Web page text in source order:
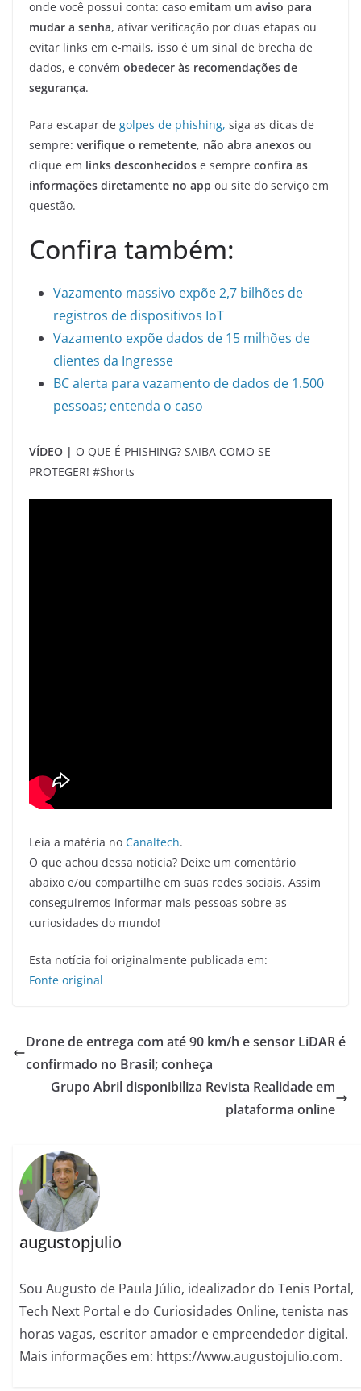
onde você possui conta: caso emitam um aviso para
mudar a senha, ativar verificação por duas etapas ou
evitar links em e-mails, isso é um sinal de brecha de
dados, e convém obedecer às recomendações de
segurança.
Para escapar de golpes de phishing, siga as dicas de
sempre: verifique o remetente, não abra anexos ou
clique em links desconhecidos e sempre confira as
informações diretamente no app ou site do serviço em
questão.
Confira também:
Vazamento massivo expõe 2,7 bilhões de
registros de dispositivos IoT
Vazamento expõe dados de 15 milhões de
clientes da Ingresse
BC alerta para vazamento de dados de 1.500
pessoas; entenda o caso
VÍDEO | O QUE É PHISHING? SAIBA COMO SE
PROTEGER! #Shorts
Leia a matéria no Canaltech.
O que achou dessa notícia? Deixe um comentário
abaixo e/ou compartilhe em suas redes sociais. Assim
conseguiremos informar mais pessoas sobre as
curiosidades do mundo!
Esta notícia foi originalmente publicada em:
Fonte original
Drone de entrega com até 90 km/h e sensor LiDAR é
confirmado no Brasil; conheça
Grupo Abril disponibiliza Revista Realidade em
plataforma online
augustopjulio
Sou Augusto de Paula Júlio, idealizador do Tenis Portal,
Tech Next Portal e do Curiosidades Online, tenista nas
horas vagas, escritor amador e empreendedor digital.
Mais informações em: https://www.augustojulio.com.